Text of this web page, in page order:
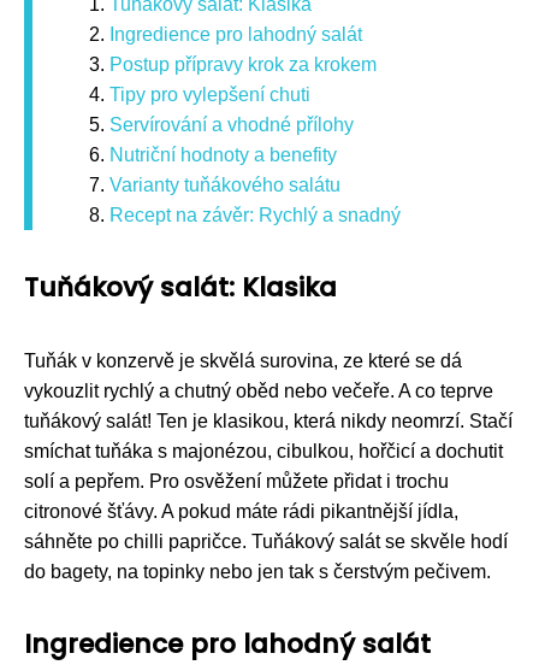
Tuňákový salát: Klasika
Ingredience pro lahodný salát
Postup přípravy krok za krokem
Tipy pro vylepšení chuti
Servírování a vhodné přílohy
Nutriční hodnoty a benefity
Varianty tuňákového salátu
Recept na závěr: Rychlý a snadný
Tuňákový salát: Klasika
Tuňák v konzervě je skvělá surovina, ze které se dá
vykouzlit rychlý a chutný oběd nebo večeře. A co teprve
tuňákový salát! Ten je klasikou, která nikdy neomrzí. Stačí
smíchat tuňáka s majonézou, cibulkou, hořčicí a dochutit
solí a pepřem. Pro osvěžení můžete přidat i trochu
citronové šťávy. A pokud máte rádi pikantnější jídla,
sáhněte po chilli papričce. Tuňákový salát se skvěle hodí
do bagety, na topinky nebo jen tak s čerstvým pečivem.
Ingredience pro lahodný salát